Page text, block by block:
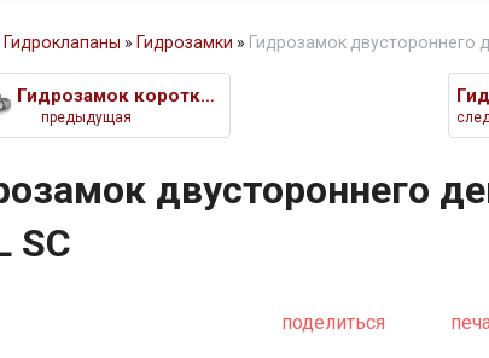
Гидроклапаны » Гидрозамки » Гидрозамок двустороннего
Гидрозамок короткий двусторонн
предыдущая
двустороннего
SC
поделиться